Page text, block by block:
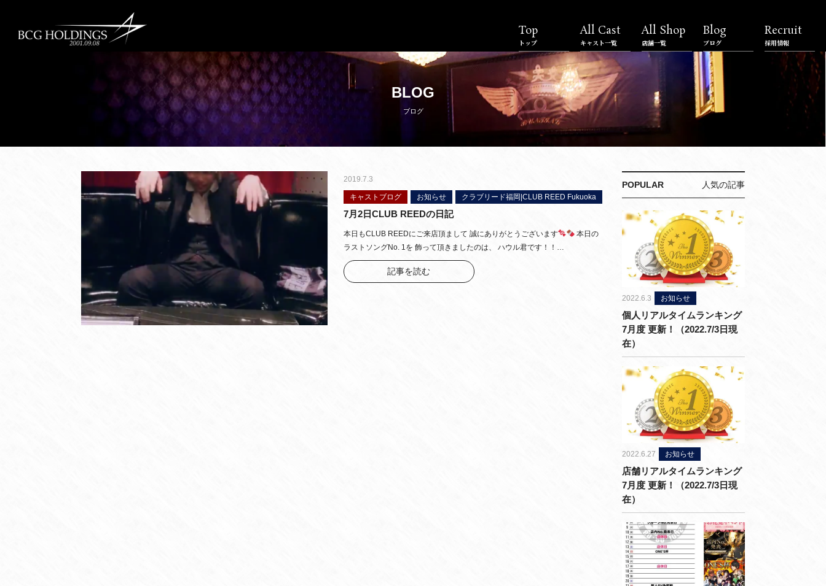
Top
トップ
All Cast
キャスト一覧
All Shop
店舗一覧
Blog
ブログ
Recruit
採用情報
BLOG
ブログ
2019.7.3
キャストブログ お知らせ クラブリード福岡|CLUB REED Fukuoka
7月2日CLUB REEDの日記
本日もCLUB REEDにご来店頂まして 誠にありがとうございます
本日の
ラストソングNo. 1を 飾って頂きましたのは、 ハウル君です！！…
記事を読む
POPULAR 人気の記事
2022.6.3 お知らせ
個人リアルタイムランキング
7月度 更新！（2022.7/3日現
在）
2022.6.27 お知らせ
店舗リアルタイムランキング
7月度 更新！（2022.7/3日現
在）